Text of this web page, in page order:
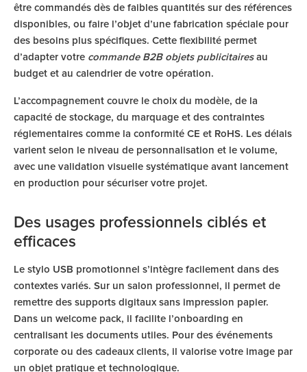
être commandés dès de faibles quantités sur des références
disponibles, ou faire l’objet d’une fabrication spéciale pour
des besoins plus spécifiques. Cette flexibilité permet
d’adapter votre commande B2B objets publicitairesau
budget et au calendrier de votre opération.
L’accompagnement couvre le choix du modèle, de la
capacité de stockage, du marquage et des contraintes
réglementaires comme la conformité CE et RoHS. Les délais
varient selon le niveau de personnalisation et le volume,
avec une validation visuelle systématique avant lancement
en production pour sécuriser votre projet.
Des usages professionnels ciblés et
efficaces
Le stylo USB promotionnel s’intègre facilement dans des
contextes variés. Sur un salon professionnel, il permet de
remettre des supports digitaux sans impression papier.
Dans un welcome pack, il facilite l’onboarding en
centralisant les documents utiles. Pour des événements
corporate ou des cadeaux clients, il valorise votre image par
un objet pratique et technologique.